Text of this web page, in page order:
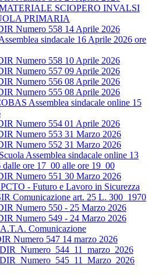
SCIOPERO INVALSI
PRIMARIA
Numero 558 14 Aprile 2026
sindacale 16 Aprile 2026 ore
Numero 558 10 Aprile 2026
Numero 557 09 Aprile 2026
Numero 556 08 Aprile 2026
Numero 555 08 Aprile 2026
Assemblea sindacale online 15
Numero 554 01 Aprile 2026
Numero 553 31 Marzo 2026
Numero 552 31 Marzo 2026
Assemblea sindacale online 13
ore 17_00 alle ore 19_00
Numero 551 30 Marzo 2026
- Futuro e Lavoro in Sicurezza
Comunicazione art. 25 L. 300_1970
Numero 550 - 25 Marzo 2026
Numero 549 - 24 Marzo 2026
Comunicazione
Numero 547 14 marzo 2026